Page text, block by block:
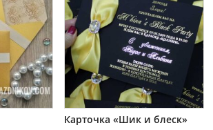
Карточка «Шик и блеск»